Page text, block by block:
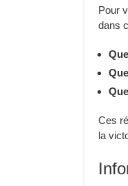
Pour
dans
Ces
la